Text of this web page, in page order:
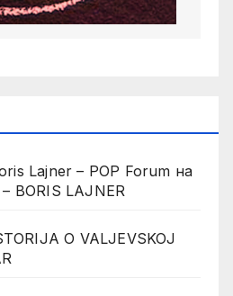
Lajner – POP Forum на
BORIS LAJNER
O VALJEVSKOJ